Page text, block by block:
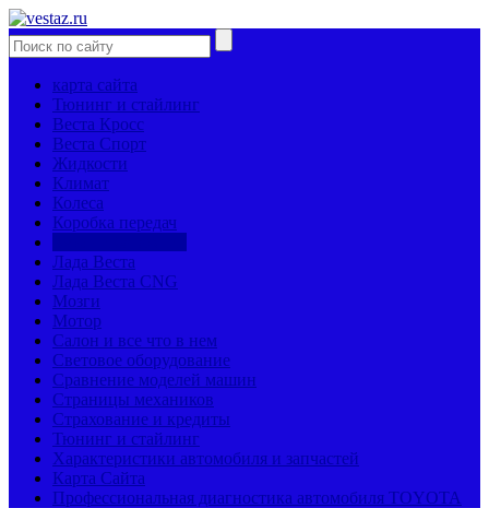
карта сайта
Тюнинг и стайлинг
Веста Кросс
Веста Спорт
Жидкости
Климат
Колеса
Коробка передач
Лада Веста
Лада Веста CNG
Мозги
Мотор
Салон и все что в нем
Световое оборудование
Сравнение моделей машин
Страницы механиков
Страхование и кредиты
Тюнинг и стайлинг
Характеристики автомобиля и запчастей
Карта Сайта
Профессиональная диагностика автомобиля TOYOTA